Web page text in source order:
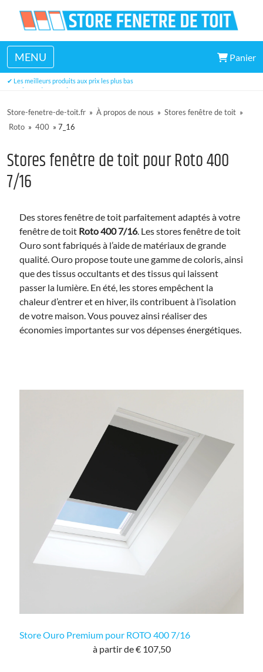
MENU Panier
✔ Un large choix de dimensions disponibles en stock
✔ Les meilleurs produits aux prix les plus bas
✔ Trois ans de garantie
Store-fenetre-de-toit.fr » À propos de nous » Stores fenêtre de toit »
Roto » 400 » 7_16
Stores fenêtre de toit pour Roto 400
7/16
Des stores fenêtre de toit parfaitement adaptés à votre
fenêtre de toit Roto 400 7/16. Les stores fenêtre de toit
Ouro sont fabriqués à l’aide de matériaux de grande
qualité. Ouro propose toute une gamme de coloris, ainsi
que des tissus occultants et des tissus qui laissent
passer la lumière. En été, les stores empêchent la
chaleur d’entrer et en hiver, ils contribuent à l’isolation
de votre maison. Vous pouvez ainsi réaliser des
économies importantes sur vos dépenses énergétiques.
Store Ouro Premium pour ROTO 400 7/16
à partir de € 107,50